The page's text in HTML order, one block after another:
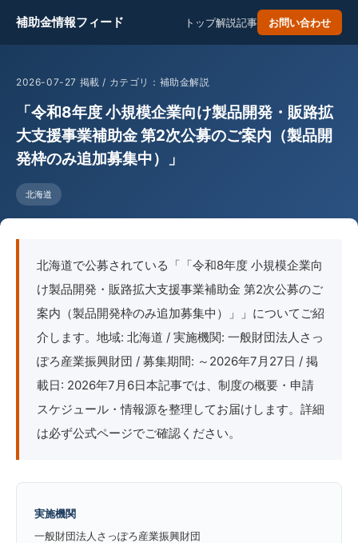
補助金情報フィード トップ解説記事 お問い合わせ
2026-07-27 掲載 / カテゴリ：補助金解説
「令和8年度 小規模企業向け製品開発・販路拡
大支援事業補助金 第2次公募のご案内（製品開
発枠のみ追加募集中）」
北海道
北海道で公募されている「「令和8年度 小規模企業向
け製品開発・販路拡大支援事業補助金 第2次公募のご
案内（製品開発枠のみ追加募集中）」」についてご紹
介します。地域: 北海道 / 実施機関: 一般財団法人さっ
ぽろ産業振興財団 / 募集期間: ～2026年7月27日 / 掲
載日: 2026年7月6日本記事では、制度の概要・申請
スケジュール・情報源を整理してお届けします。詳細
は必ず公式ページでご確認ください。
実施機関
一般財団法人さっぽろ産業振興財団